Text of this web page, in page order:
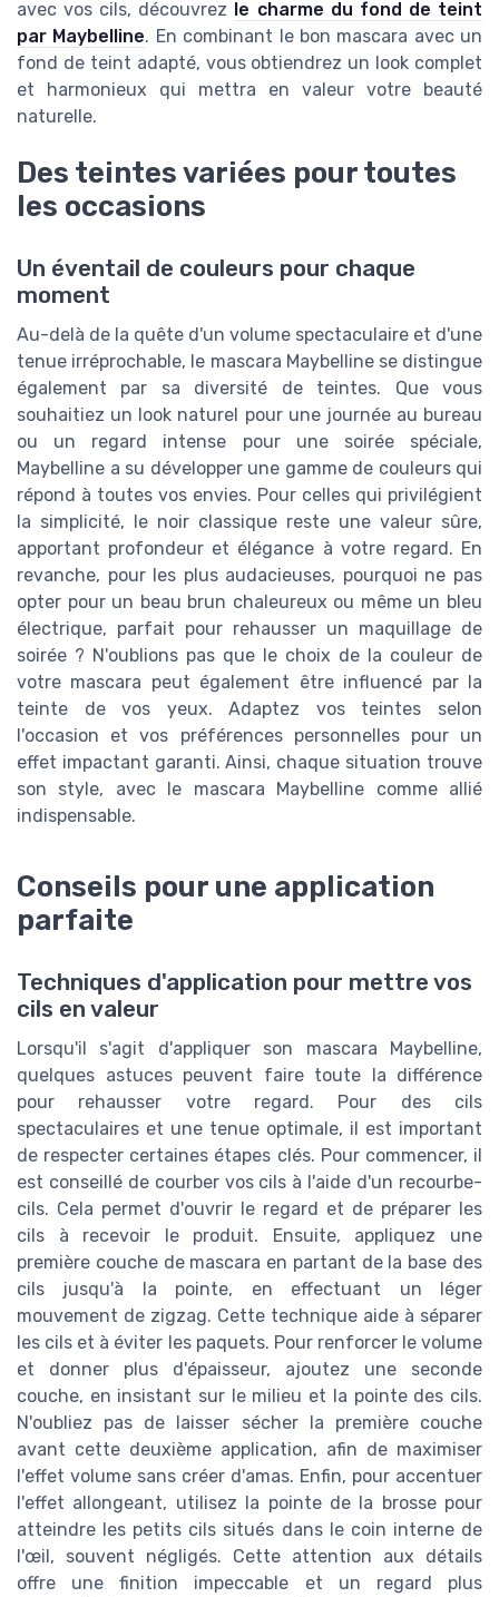
avec vos cils, découvrez
le charme du fond de teint
par Maybelline. En combinant le bon mascara avec un
fond de teint adapté, vous obtiendrez un look complet
et harmonieux qui mettra en valeur votre beauté
naturelle.
Des teintes variées pour toutes
les occasions
Un éventail de couleurs pour chaque
moment
Au-delà de la quête d'un volume spectaculaire et d'une
tenue irréprochable, le mascara Maybelline se distingue
également par sa diversité de teintes. Que vous
souhaitiez un look naturel pour une journée au bureau
ou un regard intense pour une soirée spéciale,
Maybelline a su développer une gamme de couleurs qui
répond à toutes vos envies. Pour celles qui privilégient
la simplicité, le noir classique reste une valeur sûre,
apportant profondeur et élégance à votre regard. En
revanche, pour les plus audacieuses, pourquoi ne pas
opter pour un beau brun chaleureux ou même un bleu
électrique, parfait pour rehausser un maquillage de
soirée ? N'oublions pas que le choix de la couleur de
votre mascara peut également être influencé par la
teinte de vos yeux. Adaptez vos teintes selon
l'occasion et vos préférences personnelles pour un
effet impactant garanti. Ainsi, chaque situation trouve
son style, avec le mascara Maybelline comme allié
indispensable.
Conseils pour une application
parfaite
Techniques d'application pour mettre vos
cils en valeur
Lorsqu'il s'agit d'appliquer son mascara Maybelline,
quelques astuces peuvent faire toute la différence
pour rehausser votre regard. Pour des cils
spectaculaires et une tenue optimale, il est important
de respecter certaines étapes clés. Pour commencer, il
est conseillé de courber vos cils à l'aide d'un recourbe-
cils. Cela permet d'ouvrir le regard et de préparer les
cils à recevoir le produit. Ensuite, appliquez une
première couche de mascara en partant de la base des
cils jusqu'à la pointe, en effectuant un léger
mouvement de zigzag. Cette technique aide à séparer
les cils et à éviter les paquets. Pour renforcer le volume
et donner plus d'épaisseur, ajoutez une seconde
couche, en insistant sur le milieu et la pointe des cils.
N'oubliez pas de laisser sécher la première couche
avant cette deuxième application, afin de maximiser
l'effet volume sans créer d'amas. Enfin, pour accentuer
l'effet allongeant, utilisez la pointe de la brosse pour
atteindre les petits cils situés dans le coin interne de
l'œil, souvent négligés. Cette attention aux détails
offre une finition impeccable et un regard plus